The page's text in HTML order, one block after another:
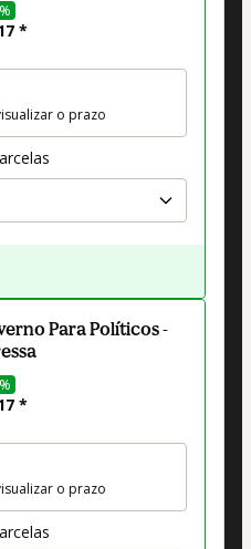
*
o prazo
Para Políticos -
*
o prazo